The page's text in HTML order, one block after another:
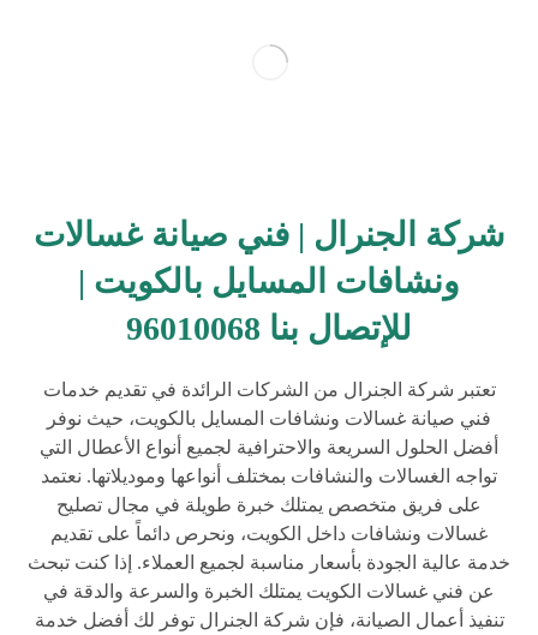
شركة الجنرال | فني صيانة غسالات
ونشافات المسايل بالكويت |
للإتصال بنا 96010068
تعتبر شركة الجنرال من الشركات الرائدة في تقديم خدمات
فني صيانة غسالات ونشافات المسايل بالكويت، حيث نوفر
أفضل الحلول السريعة والاحترافية لجميع أنواع الأعطال التي
تواجه الغسالات والنشافات بمختلف أنواعها وموديلاتها. نعتمد
على فريق متخصص يمتلك خبرة طويلة في مجال تصليح
غسالات ونشافات داخل الكويت، ونحرص دائماً على تقديم
خدمة عالية الجودة بأسعار مناسبة لجميع العملاء. إذا كنت تبحث
عن فني غسالات الكويت يمتلك الخبرة والسرعة والدقة في
تنفيذ أعمال الصيانة، فإن شركة الجنرال توفر لك أفضل خدمة